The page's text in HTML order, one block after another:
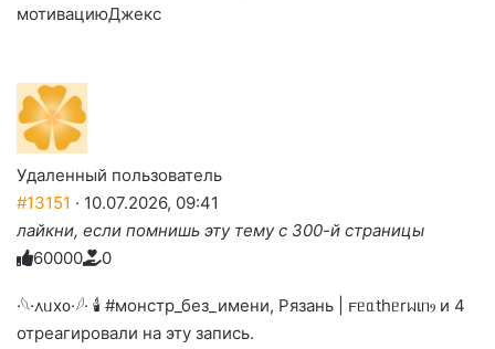
мотивациюДжекс
Удаленный пользователь
#13151 · 10.07.2026, 09:41
лайкни, если помнишь эту тему с 300-й страницы
Голосуйте
вверх.
6
Нажмите
реакцию:
0
Нажмите
реакцию:
до
0
Нажмите
реакцию:
0
Нажмите
реакцию:
0
Нажмите
благодарю
0
·𓆩·᧘ᥙх᧐·𓆪· 🕯 #монстр_без_имени, Рязань | 𐔥ᥱᥲthᥱrᥕιᥒⳋ и 4
отреагировали на эту запись.